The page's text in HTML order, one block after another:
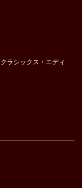
ラシックス・エディ